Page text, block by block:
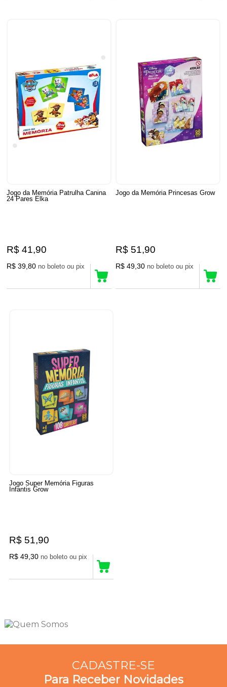
Jogo da Memória Patrulha Canina
24 Pares Elka
R$ 41,90
R$ 39,80 no boleto ou pix
Jogo da Memória Princesas Grow
R$ 51,90
R$ 49,30 no boleto ou pix
Jogo Super Memória Figuras
Infantis Grow
R$ 51,90
R$ 49,30 no boleto ou pix
CADASTRE-SE
Para Receber Novidades